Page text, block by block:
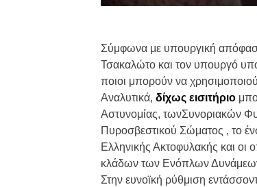
Σύμφωνα με υπουργική
Τσακαλώτο και τον υπουργό
ποιοι μπορούν να
Αναλυτικά, δίχως εισιτήριο
Αστυνομίας, τωνΣυνοριακών
Πυροσβεστικού Σώματος , το
Ελληνικής Ακτοφυλακής και οι
κλάδων των Ενόπλων
Στην ευνοϊκή ρύθμιση